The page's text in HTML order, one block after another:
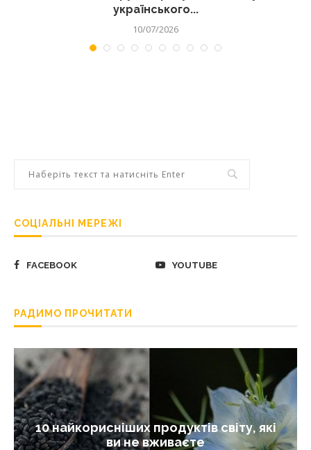
українського...
10/07/2026
СОЦІАЛЬНІ МЕРЕЖІ
FACEBOOK YOUTUBE
РАДИМО ПРОЧИТАТИ
10 найкорисніших продуктів світу, які
ви не вживаєте